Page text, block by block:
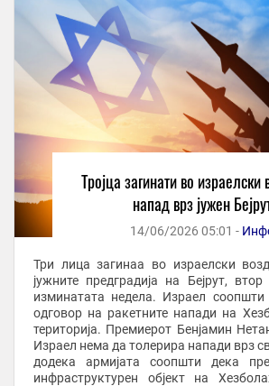
Тројца загинати во
напад врз јужен
14/06/2026 05:01 -
Три лица загинаа во израелски
јужните предградија на Бејрут,
изминатата недела. Израел соопшти
одговор на ракетните напади на
територија. Премиерот Бенјамин
Израел нема да толерира напади врз
додека армијата соопшти дека
инфраструктурен објект на